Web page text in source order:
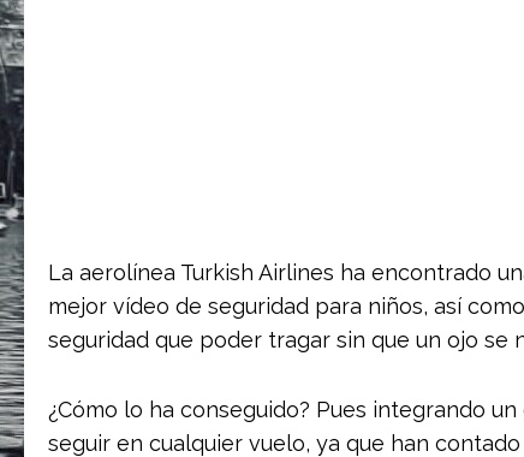
La aerolínea Turkish Airlines ha encontrado
mejor vídeo de seguridad para niños, así
seguridad que poder tragar sin que un ojo se
¿Cómo lo ha conseguido? Pues integrando
seguir en cualquier vuelo, ya que han